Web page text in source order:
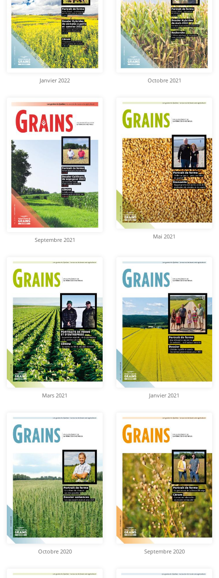
Janvier 2022 Octobre 2021
Septembre 2021 Mai 2021
Mars 2021 Janvier 2021
Octobre 2020 Septembre 2020